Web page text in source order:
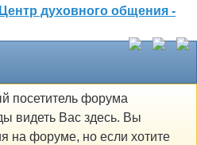
посетитель форума
видеть Вас здесь. Вы
на форуме, но если хотите